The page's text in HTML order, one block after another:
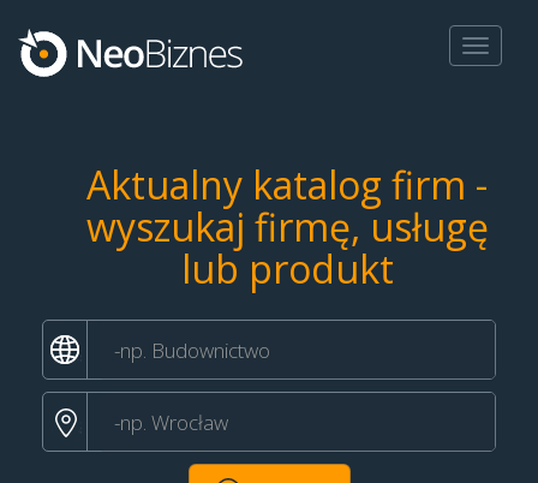
Toggle
Aktualny katalog firm -
wyszukaj firmę, usługę
lub produkt